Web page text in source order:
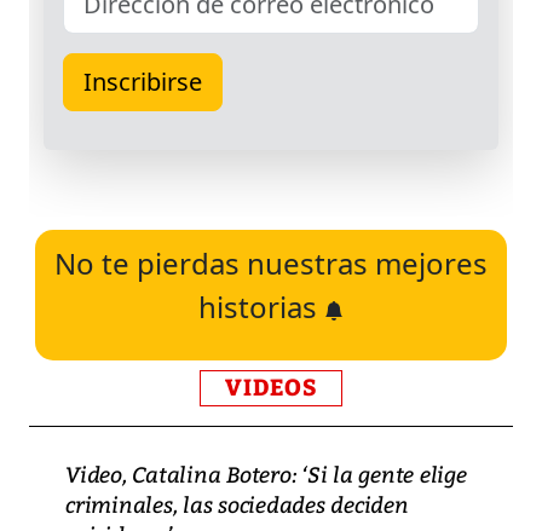
No te pierdas nuestras mejores
historias
VIDEOS
Video, Catalina Botero: ‘Si la gente elige
criminales, las sociedades deciden